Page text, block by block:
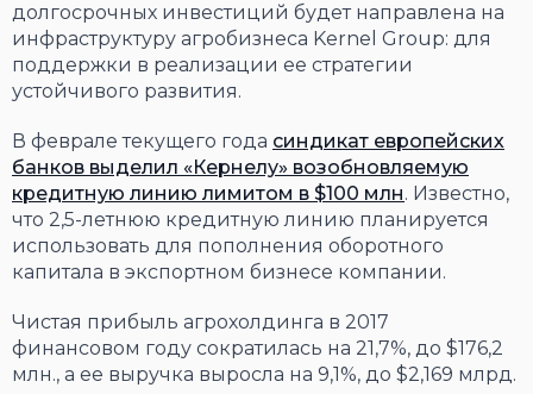
долгосрочных инвестиций будет направлена на
инфраструктуру агробизнеса Kernel Group: для
поддержки в реализации ее стратегии
устойчивого развития.
В феврале текущего года синдикат европейских
банков выделил «Кернелу» возобновляемую
кредитную линию лимитом в $100 млн. Известно,
что 2,5-летнюю кредитную линию планируется
использовать для пополнения оборотного
капитала в экспортном бизнесе компании.
Чистая прибыль агрохолдинга в 2017
финансовом году сократилась на 21,7%, до $176,2
млн., а ее выручка выросла на 9,1%, до $2,169 млрд.